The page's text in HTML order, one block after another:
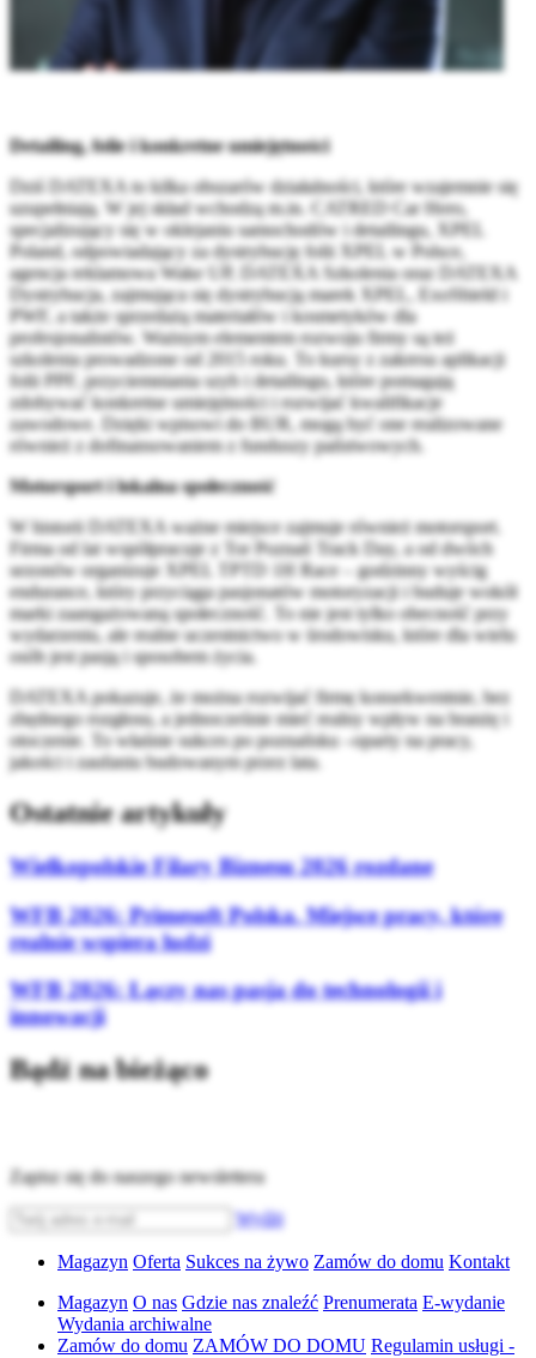
Detailing, folie i konkretne umiejętności
Dziś DATEXA to kilka obszarów działalności, które wzajemnie się
uzupełniają. W jej skład wchodzą m.in. CATRED Car Hero,
specjalizujący się w oklejaniu samochodów i detailingu, XPEL
Poland, odpowiadający za dystrybucję folii XPEL w Polsce,
agencja reklamowa Wake UP, DATEXA Szkolenia oraz DATEXA
Dystrybucja, zajmująca się dystrybucją marek XPEL, ExoShield i
PWF, a także sprzedażą materiałów i kosmetyków dla
profesjonalistów. Ważnym elementem rozwoju firmy są też
szkolenia prowadzone od 2015 roku. To kursy z zakresu aplikacji
folii PPF, przyciemniania szyb i detailingu, które pomagają
zdobywać konkretne umiejętności i rozwijać kwalifikacje
zawodowe. Dzięki wpisowi do BUR, mogą być one realizowane
również z dofinansowaniem z funduszy państwowych.
Motorsport i lokalna społeczność
W historii DATEXA ważne miejsce zajmuje również motorsport.
Firma od lat współpracuje z Tor Poznań Track Day, a od dwóch
sezonów organizuje XPEL TPTD 1H Race – godzinny wyścig
endurance, który przyciąga pasjonatów motoryzacji i buduje wokół
marki zaangażowaną społeczność. To nie jest tylko obecność przy
wydarzeniu, ale realne uczestnictwo w środowisku, które dla wielu
osób jest pasją i sposobem życia.
DATEXA pokazuje, że można rozwijać firmę konsekwentnie, bez
zbędnego rozgłosu, a jednocześnie mieć realny wpływ na branżę i
otoczenie. To właśnie sukces po poznańsku –oparty na pracy,
jakości i zaufaniu budowanym przez lata.
Ostatnie artykuły
Wielkopolskie Filary Biznesu 2026 rozdane
WFB 2026: Primesoft Polska. Miejsce pracy, które
realnie wspiera ludzi
WFB 2026: Łączy nas pasja do technologii i
innowacji
Bądź na bieżąco
Zapisz się do naszego newslettera
Wyślij
Magazyn Oferta Sukces na żywo Zamów do domu Kontakt
Magazyn O nas Gdzie nas znaleźć Prenumerata E-wydanie
Wydania archiwalne
Zamów do domu ZAMÓW DO DOMU Regulamin usługi -